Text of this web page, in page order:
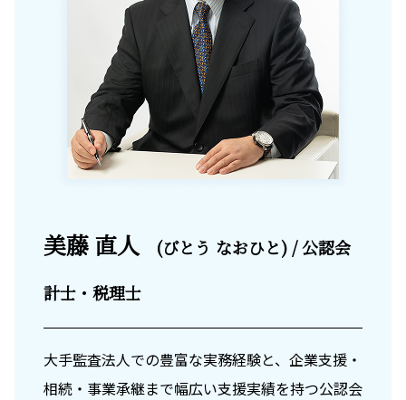
美藤 直人
(びとう なおひと) / 公認会
計士・税理士
大手監査法人での豊富な実務経験と、企業支援・
相続・事業承継まで幅広い支援実績を持つ公認会